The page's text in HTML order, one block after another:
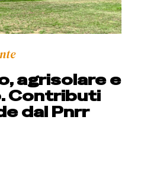
agrisolare e
Contributi
dal Pnrr